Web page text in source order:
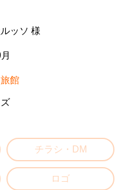
ッソ 様
館
チラシ・DM
ロゴ